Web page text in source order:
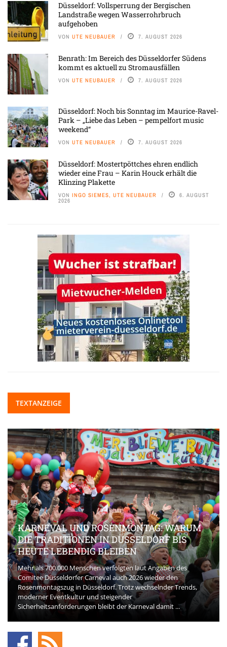
Düsseldorf: Vollsperrung der Bergischen
Landstraße wegen Wasserrohrbruch
aufgehoben
VON UTE NEUBAUER 7. AUGUST 2026
Benrath: Im Bereich des Düsseldorfer Südens
kommt es aktuell zu Stromausfällen
VON UTE NEUBAUER 7. AUGUST 2026
Düsseldorf: Noch bis Sonntag im Maurice-Ravel-
Park – „Liebe das Leben – pempelfort music
weekend“
VON UTE NEUBAUER 7. AUGUST 2026
Düsseldorf: Mostertpöttches ehren endlich
wieder eine Frau – Karin Houck erhält die
Klinzing Plakette
VON INGO SIEMES, UTE NEUBAUER 6. AUGUST
2026
TEXTANZEIGE
KARNEVAL UND ROSENMONTAG: WARUM
DIE TRADITIONEN IN DÜSSELDORF BIS
HEUTE LEBENDIG BLEIBEN
Mehr als 700.000 Menschen verfolgten laut Angaben des
Comitee Düsseldorfer Carneval auch 2026 wieder den
Rosenmontagszug in Düsseldorf. Trotz wechselnder Trends,
moderner Eventkultur und steigender
Sicherheitsanforderungen bleibt der Karneval damit ...